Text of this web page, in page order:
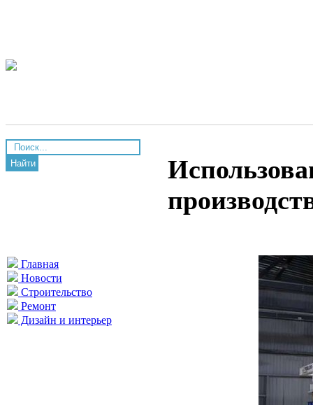
Найти
Главная
Новости
Строительство
Ремонт
Дизайн и интерьер